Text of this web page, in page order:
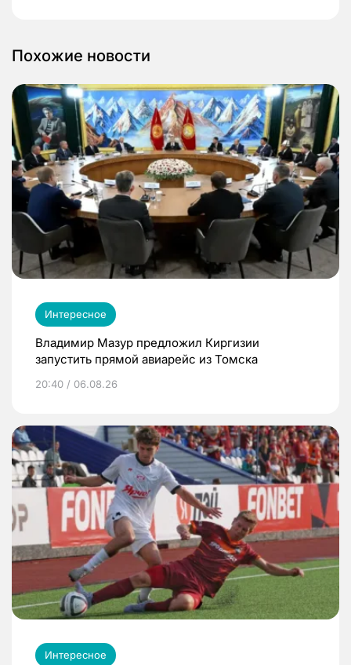
Похожие новости
Интересное
Владимир Мазур предложил Киргизии
запустить прямой авиарейс из Томска
20:40 / 06.08.26
Интересное